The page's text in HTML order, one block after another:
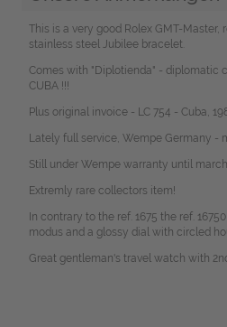
This is a very good Rolex GMT-Master,
stainless steel Jubilee bracelet.
Comes with "Diplotienda" - diplomatic
CUBA !!!
Plus original invoice - LC 754 - Cuba,
Lately full service, Wempe Germany -
Still under Wempe warranty until march
Extremly rare collectors item!
In contrary to the ref. 1675 the ref.
modus and a glossy dial with circled
Great gentleman's travel watch with